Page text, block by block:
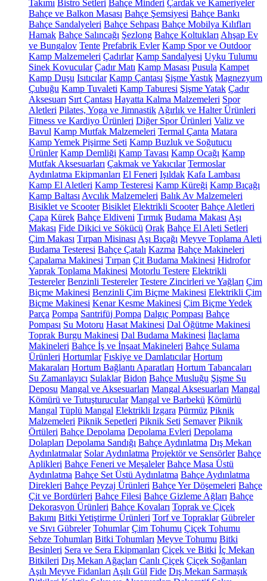
Takımı Bistro Setleri Bahçe Minderi Çardak ve Kameriyeler
Bahçe ve Balkon Masası Bahçe Şemsiyesi Bahçe Bankı
Bahçe Sandalyeleri Bahçe Sehpası Bahçe Mobilya Kılıfları
Hamak Bahçe Salıncağı Şezlong Bahçe Koltukları Ahşap Ev
ve Bungalov Tente Prefabrik Evler Kamp Spor ve Outdoor
Kamp Malzemeleri Çadırlar Kamp Sandalyesi Uyku Tulumu
Sinek Kovucular Çadır Matı Kamp Masası Pusula Kampet
Kamp Duşu Isıtıcılar Kamp Çantası Şişme Yastık Magnezyum
Çubuğu Kamp Tuvaleti Kamp Taburesi Şişme Yatak Çadır
Aksesuarı Sırt Çantası Hayatta Kalma Malzemeleri Spor
Aletleri Pilates, Yoga ve Jimnastik Ağırlık ve Halter Ürünleri
Fitness ve Kardiyo Ürünleri Diğer Spor Ürünleri Valiz ve
Bavul Kamp Mutfak Malzemeleri Termal Çanta Matara
Kamp Yemek Pişirme Seti Kamp Buzluk ve Soğutucu
Ürünler Kamp Demliği Kamp Tavası Kamp Ocağı Kamp
Mutfak Aksesuarları Çakmak ve Yakıcılar Termoslar
Aydınlatma Ekipmanları El Feneri Işıldak Kafa Lambası
Kamp El Aletleri Kamp Testeresi Kamp Küreği Kamp Bıçağı
Kamp Baltası Avcılık Malzemeleri Balık Av Malzemeleri
Bisiklet ve Scooter Bisiklet Elektrikli Scooter Bahçe Aletleri
Çapa Kürek Bahçe Eldiveni Tırmık Budama Makası Aşı
Makası Fide Dikici ve Sökücü Orak Bahçe El Aleti Setleri
Çim Makası Tırpan Misinası Aşı Bıçağı Meyve Toplama Aleti
Budama Testeresi Bahçe Çatalı Kazma Bahçe Makineleri
Çapalama Makinesi Tırpan Çit Budama Makinesi Hidrofor
Yaprak Toplama Makinesi Motorlu Testere Elektrikli
Testereler Benzinli Testereler Testere Zincirleri ve Yağları Çim
Biçme Makinesi Benzinli Çim Biçme Makinesi Elektrikli Çim
Biçme Makinesi Kenar Kesme Makinesi Çim Biçme Yedek
Parça Pompa Santrifüj Pompa Dalgıç Pompası Bahçe
Pompası Su Motoru Hasat Makinesi Dal Öğütme Makinesi
Toprak Burgu Makinesi Dal Budama Makinesi İlaçlama
Makineleri Bahçe İş ve İnşaat Makineleri Bahçe Sulama
Ürünleri Hortumlar Fıskiye ve Damlatıcılar Hortum
Makaraları Hortum Bağlantı Aparatları Hortum Tabancaları
Su Zamanlayıcı Sulaklar Bidon Bahçe Musluğu Şişme Su
Deposu Mangal ve Aksesuarları Mangal Aksesuarları Mangal
Kömürü ve Tutuşturucular Mangal ve Barbekü Kömürlü
Mangal Tüplü Mangal Elektrikli Izgara Pürmüz Piknik
Malzemeleri Piknik Sepetleri Piknik Seti Semaver Piknik
Örtüleri Bahçe Depolama Depolama Evleri Depolama
Dolapları Depolama Sandığı Bahçe Aydınlatma Dış Mekan
Aydınlatmalar Solar Aydınlatma Projektör ve Sensörler Bahçe
Aplikleri Bahçe Feneri ve Meşaleler Bahçe Masa Üstü
Aydınlatma Bahçe Set Üstü Aydınlatma Bahçe Aydınlatma
Direkleri Bahçe Peyzaj Ürünleri Bahçe Yer Döşemeleri Bahçe
Çit ve Bordürleri Bahçe Filesi Bahçe Gizleme Ağları Bahçe
Dekorasyon Ürünleri Bahçe Kovaları Toprak ve Çiçek
Bakımı Bitki Yetiştirme Ürünleri Torf ve Topraklar Gübreler
ve Sıvı Gübreler Tohumlar Çim Tohumu Çiçek Tohumu
Sebze Tohumları Bitki Tohumları Meyve Tohumu Bitki
Besinleri Sera ve Sera Ekipmanları Çiçek ve Bitki İç Mekan
Bitkileri Dış Mekan Ağaçları Canlı Çiçek Çiçek Soğanları
Aşılı Meyve Fidanları Aşılı Gül Fide Dış Mekan Sarmaşık